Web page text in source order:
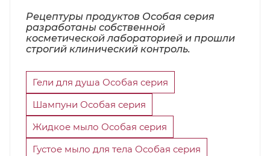
Рецептуры продуктов Особая серия
разработаны собственной
косметической лабораторией и прошли
строгий клинический контроль.
Гели для душа Особая серия
Шампуни Особая серия
Жидкое мыло Особая серия
Густое мыло для тела Особая серия